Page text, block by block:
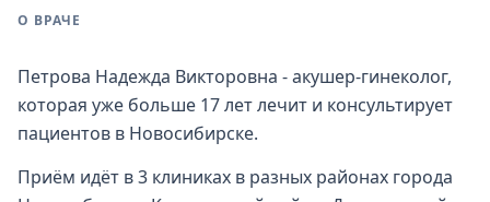
О ВРАЧЕ
Петрова Надежда Викторовна - акушер-гинеколог,
которая уже больше 17 лет лечит и консультирует
пациентов в Новосибирске.
Приём идёт в 3 клиниках в разных районах города